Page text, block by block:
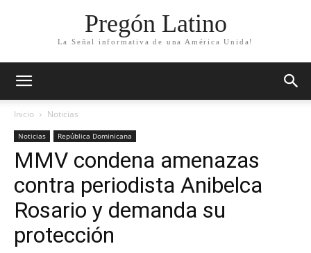
Pregón Latino
La Señal informativa de una América Unida!
Inicio Noticias
Noticias República Dominicana
MMV condena amenazas
contra periodista Anibelca
Rosario y demanda su
protección